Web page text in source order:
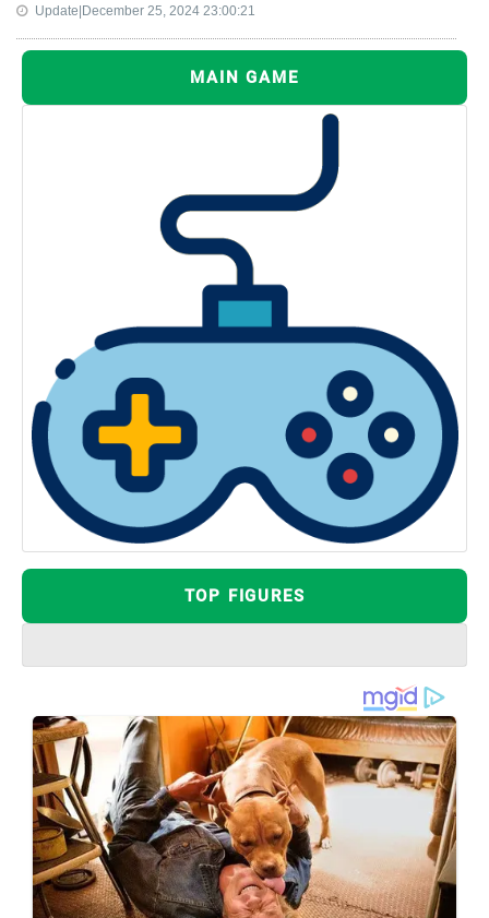
Update|December 25, 2024 23:00:21
MAIN GAME
TOP FIGURES